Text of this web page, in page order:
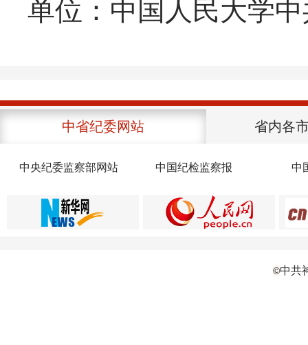
单位：中国人民大学
中省纪委网站 省内各
中央纪委监察部网站 中国纪检监察报 中
©中共